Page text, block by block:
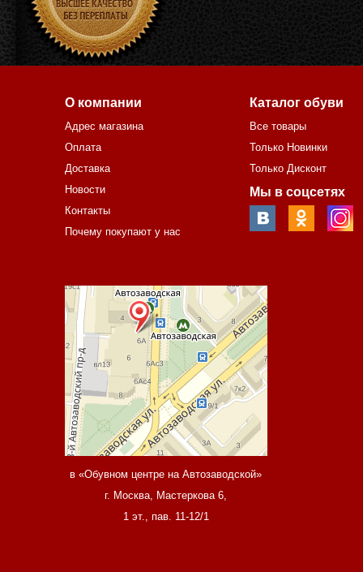
О компании
Адрес магазина
Оплата
Доставка
Новости
Контакты
Почему покупают у нас
Каталог обуви
Все товары
Только Новинки
Только Дисконт
Мы в соцсетях
в «Обувном центре на Автозаводской»
г. Москва, Мастеркова 6,
1 эт., пав. 11-12/1